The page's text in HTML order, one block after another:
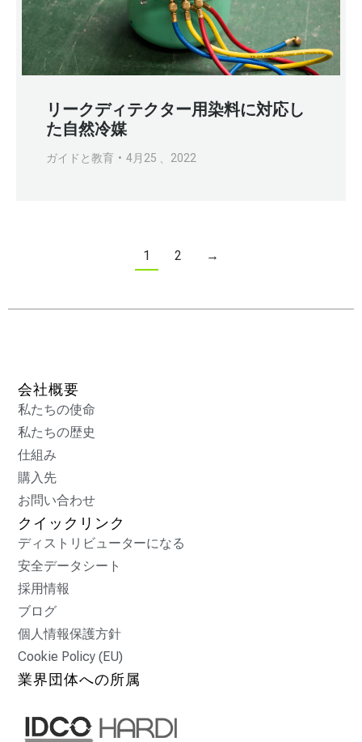
リークディテクター用染料に対応し
た自然冷媒
ガイドと教育 4月25 、2022
1 2 →
会社概要
私たちの使命
私たちの歴史
仕組み
購入先
お問い合わせ
クイックリンク
ディストリビューターになる
安全データシート
採用情報
ブログ
個人情報保護方針
Cookie Policy (EU)
業界団体への所属